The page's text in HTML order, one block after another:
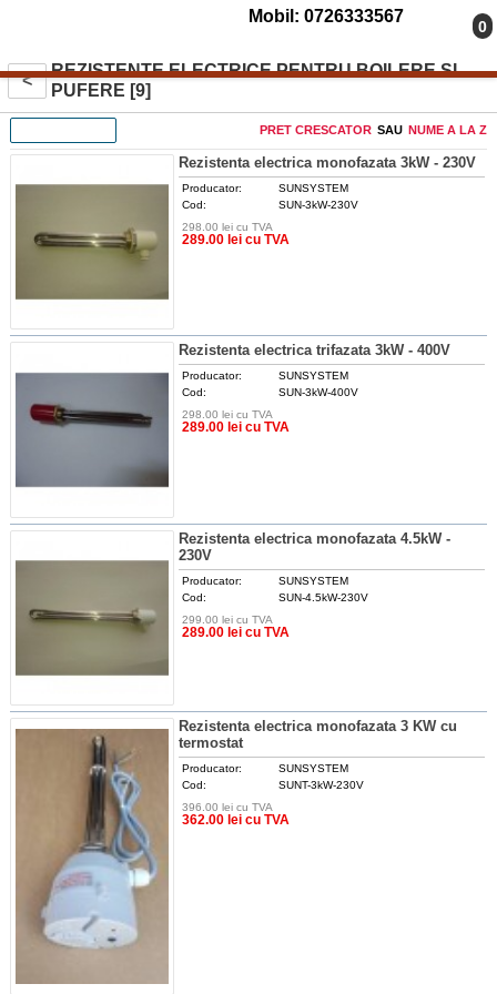
Mobil: 0726333567
0
<
REZISTENTE ELECTRICE PENTRU BOILERE SI
PUFERE [9]
NUME A LA Z
SAU
PRET CRESCATOR
Rezistenta electrica monofazata 3kW - 230V
Producator:
SUNSYSTEM
Cod:
SUN-3kW-230V
298.00 lei cu TVA
289.00 lei cu TVA
Rezistenta electrica trifazata 3kW - 400V
Producator:
SUNSYSTEM
Cod:
SUN-3kW-400V
298.00 lei cu TVA
289.00 lei cu TVA
Rezistenta electrica monofazata 4.5kW -
230V
Producator:
SUNSYSTEM
Cod:
SUN-4.5kW-230V
299.00 lei cu TVA
289.00 lei cu TVA
Rezistenta electrica monofazata 3 KW cu
termostat
Producator:
SUNSYSTEM
Cod:
SUNT-3kW-230V
396.00 lei cu TVA
362.00 lei cu TVA